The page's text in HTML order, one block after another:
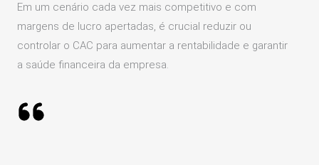
Em um cenário cada vez mais competitivo e com
margens de lucro apertadas, é crucial reduzir ou
controlar o CAC para aumentar a rentabilidade e garantir
a saúde financeira da empresa.